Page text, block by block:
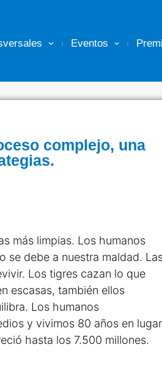
Eventos
complejo, una
más limpias. Los humanos
se debe a nuestra maldad.
Los tigres cazan lo que
escasas, también ellos
Los humanos
y vivimos 80 años en lugar
hasta los 7.500 millones.